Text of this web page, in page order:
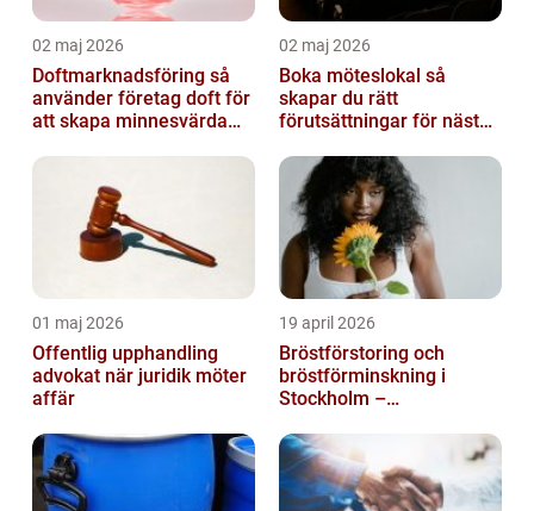
02 maj 2026
Doftmarknadsföring så
använder företag doft för
att skapa minnesvärda
02 maj 2026
Boka möteslokal så
skapar du rätt
förutsättningar för nästa
01 maj 2026
Offentlig upphandling
advokat när juridik möter
affär
19 april 2026
Bröstförstoring och
bröstförminskning i
Stockholm –